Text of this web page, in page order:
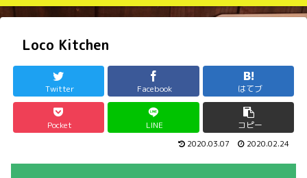
Loco Kitchen
Twitter Facebook はてブ
Pocket LINE コピー
2020.03.07 2020.02.24